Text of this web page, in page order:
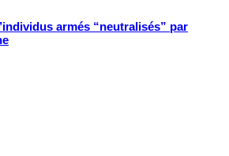
armés “neutralisés” par